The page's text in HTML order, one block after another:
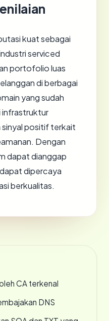
kuat sebagai
serviced
portofolio luas
di berbagai
yang sudah
infrastruktur
positif terkait
Dengan
dapat dianggap
dipercaya
berkualitas.
CA terkenal
DNS